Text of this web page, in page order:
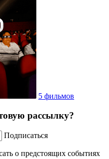
5 фильмов
рассылку?
Подписаться
о предстоящих событиях